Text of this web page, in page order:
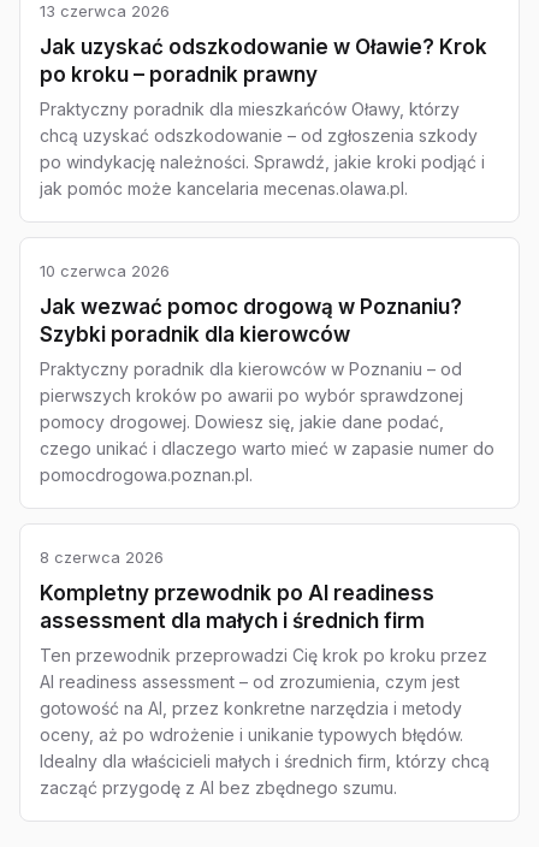
13 czerwca 2026
Jak uzyskać odszkodowanie w Oławie? Krok
po kroku – poradnik prawny
Praktyczny poradnik dla mieszkańców Oławy, którzy
chcą uzyskać odszkodowanie – od zgłoszenia szkody
po windykację należności. Sprawdź, jakie kroki podjąć i
jak pomóc może kancelaria mecenas.olawa.pl.
10 czerwca 2026
Jak wezwać pomoc drogową w Poznaniu?
Szybki poradnik dla kierowców
Praktyczny poradnik dla kierowców w Poznaniu – od
pierwszych kroków po awarii po wybór sprawdzonej
pomocy drogowej. Dowiesz się, jakie dane podać,
czego unikać i dlaczego warto mieć w zapasie numer do
pomocdrogowa.poznan.pl.
8 czerwca 2026
Kompletny przewodnik po AI readiness
assessment dla małych i średnich firm
Ten przewodnik przeprowadzi Cię krok po kroku przez
AI readiness assessment – od zrozumienia, czym jest
gotowość na AI, przez konkretne narzędzia i metody
oceny, aż po wdrożenie i unikanie typowych błędów.
Idealny dla właścicieli małych i średnich firm, którzy chcą
zacząć przygodę z AI bez zbędnego szumu.